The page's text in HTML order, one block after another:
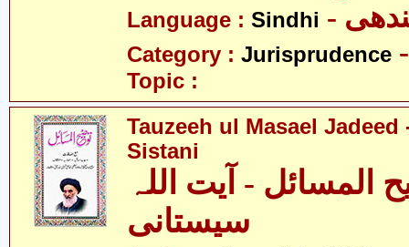
Language : Sindhi
Category : Jurisprudence
Topic :
Tauzeeh ul Masael Jadeed
Sistani
المسائل - آیت اللہ
سیستانی